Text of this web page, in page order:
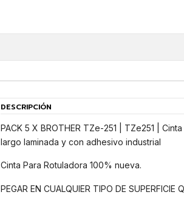
DESCRIPCIÓN
PACK 5 X BROTHER TZe-251 | TZe251 |
largo laminada y con adhesivo industrial
Cinta Para Rotuladora 100% nueva.
PEGAR EN CUALQUIER TIPO DE SUPERFICIE